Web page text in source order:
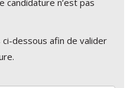
dessous afin de valider